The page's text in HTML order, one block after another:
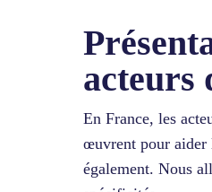
acteurs
En France, les
œuvrent pour aider
également. Nous